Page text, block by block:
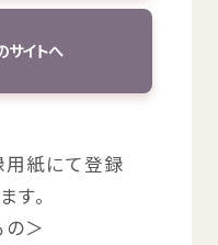
サイトへ
用紙にて登録
す。
の＞